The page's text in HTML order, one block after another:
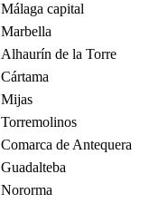
Málaga capital
Marbella
Alhaurín de la Torre
Cártama
Mijas
Torremolinos
Comarca de Antequera
Guadalteba
Nororma